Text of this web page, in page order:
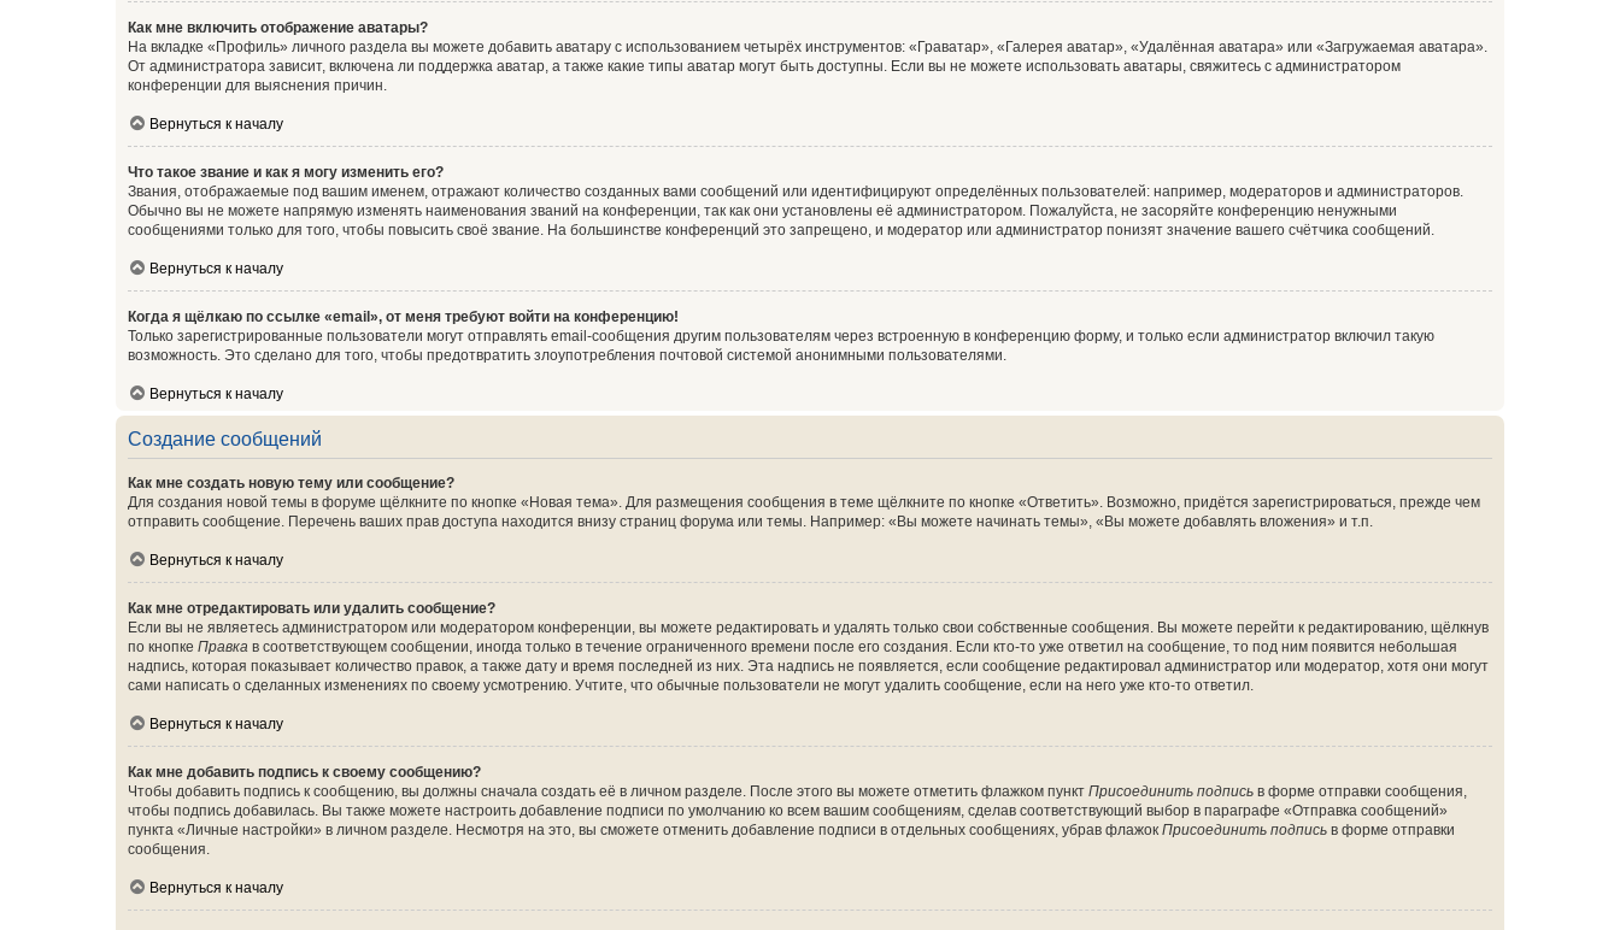
Как мне включить отображение аватары?
На вкладке «Профиль» личного раздела вы можете добавить аватару с использованием четырёх инструментов: «Граватар», «Галерея аватар», «Удалённая аватара» или «Загружаемая аватара».
От администратора зависит, включена ли поддержка аватар, а также какие типы аватар могут быть доступны. Если вы не можете использовать аватары, свяжитесь с администратором
конференции для выяснения причин.
Вернуться к началу
Что такое звание и как я могу изменить его?
Звания, отображаемые под вашим именем, отражают количество созданных вами сообщений или идентифицируют определённых пользователей: например, модераторов и администраторов.
Обычно вы не можете напрямую изменять наименования званий на конференции, так как они установлены её администратором. Пожалуйста, не засоряйте конференцию ненужными
сообщениями только для того, чтобы повысить своё звание. На большинстве конференций это запрещено, и модератор или администратор понизят значение вашего счётчика сообщений.
Вернуться к началу
Когда я щёлкаю по ссылке «email», от меня требуют войти на конференцию!
Только зарегистрированные пользователи могут отправлять email-сообщения другим пользователям через встроенную в конференцию форму, и только если администратор включил такую
возможность. Это сделано для того, чтобы предотвратить злоупотребления почтовой системой анонимными пользователями.
Вернуться к началу
Создание сообщений
Как мне создать новую тему или сообщение?
Для создания новой темы в форуме щёлкните по кнопке «Новая тема». Для размещения сообщения в теме щёлкните по кнопке «Ответить». Возможно, придётся зарегистрироваться, прежде чем
отправить сообщение. Перечень ваших прав доступа находится внизу страниц форума или темы. Например: «Вы можете начинать темы», «Вы можете добавлять вложения» и т.п.
Вернуться к началу
Как мне отредактировать или удалить сообщение?
Если вы не являетесь администратором или модератором конференции, вы можете редактировать и удалять только свои собственные сообщения. Вы можете перейти к редактированию, щёлкнув
по кнопке Правка в соответствующем сообщении, иногда только в течение ограниченного времени после его создания. Если кто-то уже ответил на сообщение, то под ним появится небольшая
надпись, которая показывает количество правок, а также дату и время последней из них. Эта надпись не появляется, если сообщение редактировал администратор или модератор, хотя они могут
сами написать о сделанных изменениях по своему усмотрению. Учтите, что обычные пользователи не могут удалить сообщение, если на него уже кто-то ответил.
Вернуться к началу
Как мне добавить подпись к своему сообщению?
Чтобы добавить подпись к сообщению, вы должны сначала создать её в личном разделе. После этого вы можете отметить флажком пункт Присоединить подпись в форме отправки сообщения,
чтобы подпись добавилась. Вы также можете настроить добавление подписи по умолчанию ко всем вашим сообщениям, сделав соответствующий выбор в параграфе «Отправка сообщений»
пункта «Личные настройки» в личном разделе. Несмотря на это, вы сможете отменить добавление подписи в отдельных сообщениях, убрав флажок Присоединить подпись в форме отправки
сообщения.
Вернуться к началу